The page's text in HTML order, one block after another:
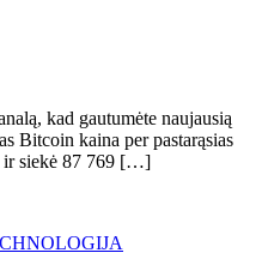
kad gautumėte naujausią
Bitcoin kaina per pastarąsias
ir siekė 87 769 […]